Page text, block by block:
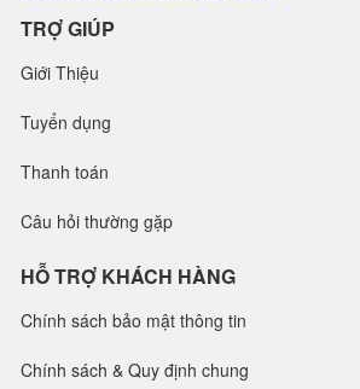
TRỢ GIÚP
Giới Thiệu
Tuyển dụng
Thanh toán
Câu hỏi thường gặp
HỖ TRỢ KHÁCH HÀNG
Chính sách bảo mật thông tin
Chính sách & Quy định chung